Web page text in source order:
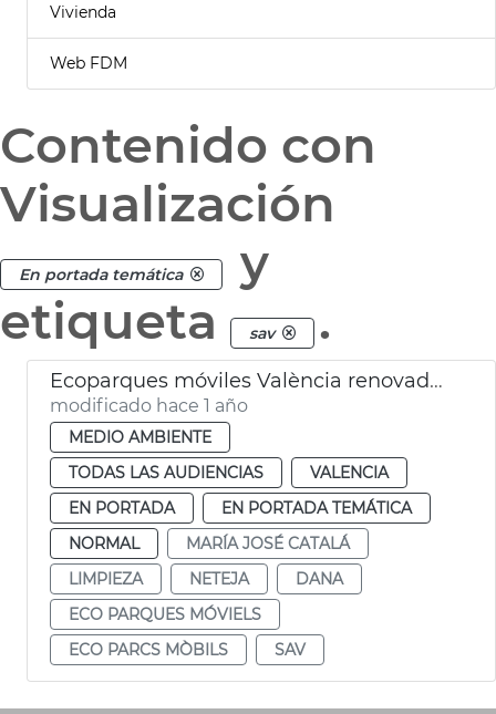
Vivienda
Web FDM
Contenido con
Visualización
En portada temática
y
etiqueta
sav .
Ecoparques móviles València renovados y accesibles
modificado hace 1 año
MEDIO AMBIENTE
TODAS LAS AUDIENCIAS
VALENCIA
EN PORTADA
EN PORTADA TEMÁTICA
NORMAL
MARÍA JOSÉ CATALÁ
LIMPIEZA
NETEJA
DANA
ECO PARQUES MÓVIELS
ECO PARCS MÒBILS
SAV